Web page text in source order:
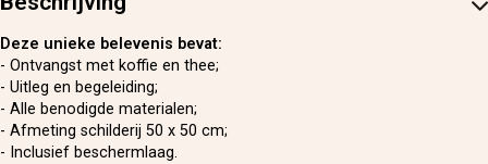
Deze unieke belevenis bevat:
- Ontvangst met koffie en thee;
- Uitleg en begeleiding;
- Alle benodigde materialen;
- Afmeting schilderij 50 x 50 cm;
- Inclusief beschermlaag.